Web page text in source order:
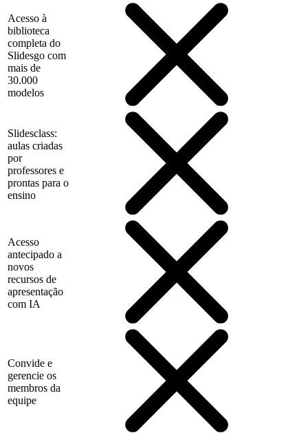
Acesso à
biblioteca
completa do
Slidesgo com
mais de
30.000
modelos
Slidesclass:
aulas criadas
por
professores e
prontas para o
ensino
Acesso
antecipado a
novos
recursos de
apresentação
com IA
Convide e
gerencie os
membros da
equipe